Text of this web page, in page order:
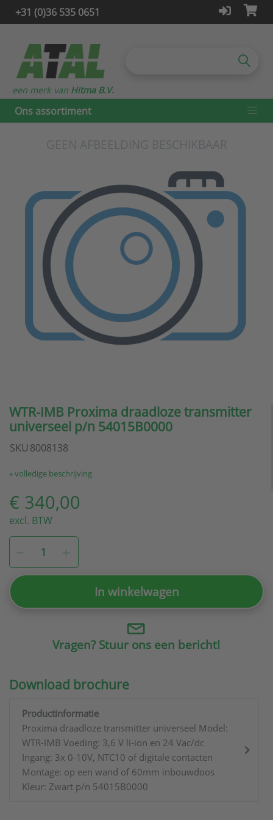
+31 (0)36 535 0651
Ons assortiment
een merk van Hitma B.V.
WTR-IMB Proxima draadloze transmitter
universeel p/n 54015B0000
SKU 8008138
» volledige beschrijving
€ 340,00
excl. BTW
In winkelwagen
Vragen? Stuur ons een bericht!
Download brochure
Productinformatie
Proxima draadloze transmitter universeel Model:
WTR-IMB Voeding: 3,6 V li-ion en 24 Vac/dc
Ingang: 3x 0-10V, NTC10 of digitale contacten
Montage: op een wand of 60mm inbouwdoos
Kleur: Zwart p/n 54015B0000